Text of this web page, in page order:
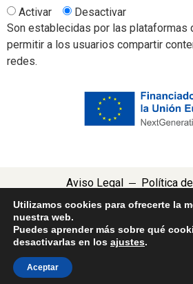
Activar
Desactivar
Son establecidas por las plataformas
permitir a los usuarios compartir
redes.
Aviso Legal
Política
Política de Privacidad
Utilizamos cookies para ofrecerte la
nuestra web.
Puedes aprender más sobre qué
desactivarlas en los ajustes.
Aceptar